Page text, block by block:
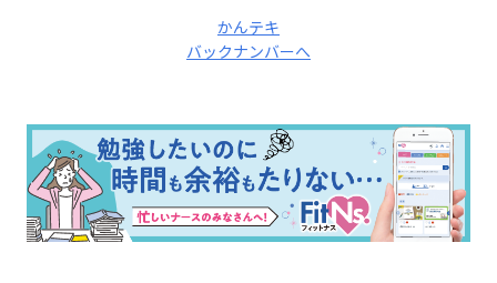
かんテキ
バックナンバーへ